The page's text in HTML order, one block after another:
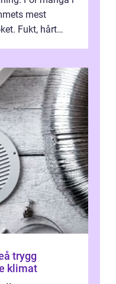
mest
Fukt, hårt
klimat